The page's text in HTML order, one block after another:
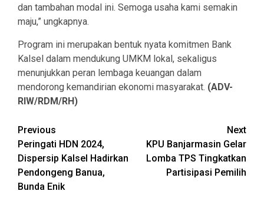
dan tambahan modal ini. Semoga usaha kami semakin
maju,” ungkapnya.
Program ini merupakan bentuk nyata komitmen Bank
Kalsel dalam mendukung UMKM lokal, sekaligus
menunjukkan peran lembaga keuangan dalam
mendorong kemandirian ekonomi masyarakat. (ADV-
RIW/RDM/RH)
Continue
Reading
Previous
Peringati HDN 2024,
Dispersip Kalsel Hadirkan
Pendongeng Banua,
Bunda Enik
Next
KPU Banjarmasin Gelar
Lomba TPS Tingkatkan
Partisipasi Pemilih